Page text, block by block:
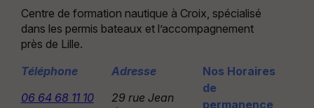
Centre de formation nautique à Croix, spécialisé
dans les permis bateaux et l’accompagnement
près de Lille.
Téléphone
06 64 68 11 10
Adresse
29 rue Jean
Nos Horaires
de
permanence